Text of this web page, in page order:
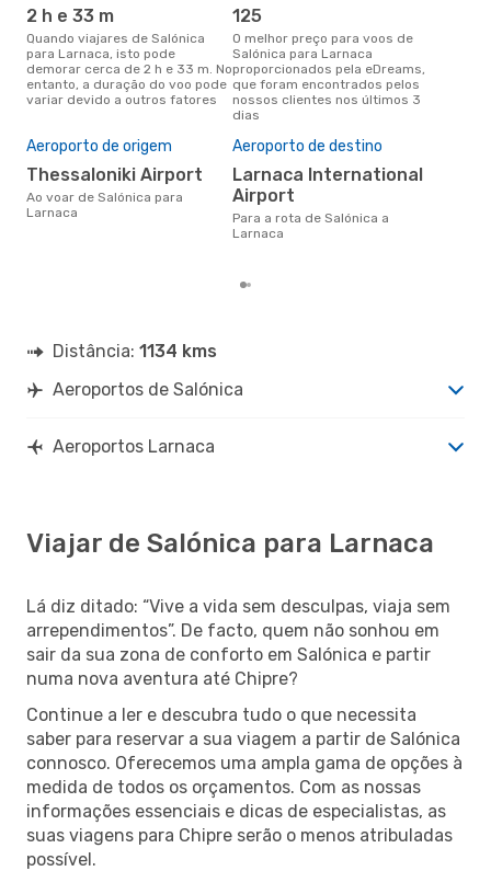
2 h e 33 m
Quando viajares de Salónica
para Larnaca, isto pode
demorar cerca de 2 h e 33 m. No
entanto, a duração do voo pode
variar devido a outros fatores
125
O melhor preço para voos de
Salónica para Larnaca
proporcionados pela eDreams,
que foram encontrados pelos
nossos clientes nos últimos 3
dias
Aeroporto de origem
Thessaloniki Airport
Ao voar de Salónica para
Larnaca
Aeroporto de destino
Larnaca International
Airport
Para a rota de Salónica a
Larnaca
Distância: 1134 kms
Aeroportos de Salónica
Aeroportos Larnaca
Viajar de Salónica para Larnaca
Lá diz ditado: “Vive a vida sem desculpas, viaja sem
arrependimentos”. De facto, quem não sonhou em
sair da sua zona de conforto em Salónica e partir
numa nova aventura até Chipre?
Continue a ler e descubra tudo o que necessita
saber para reservar a sua viagem a partir de Salónica
connosco. Oferecemos uma ampla gama de opções à
medida de todos os orçamentos. Com as nossas
informações essenciais e dicas de especialistas, as
suas viagens para Chipre serão o menos atribuladas
possível.